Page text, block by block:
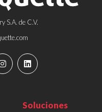
S.A. de C.V.
Soluciones